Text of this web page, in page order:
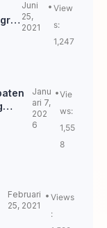
Juni
25,
2021
View
s:
1,247
Janu
ari 7,
202
6
Vie
ws:
1,55
8
Februari
25, 2021
Views
: